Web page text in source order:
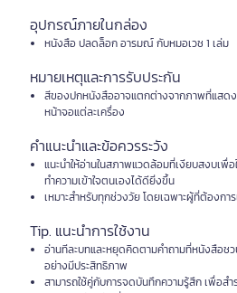
อุปกรณ์ภายในกล่อง
หนังสือ ปลดล็อก อารมณ์ กับหมอเวช 1 เล่ม
หมายเหตุและการรับประกัน
สีของปกหนังสืออาจแตกต่างจากภาพที่แสด
หน้าจอแต่ละเครื่อง
คำแนะนำและข้อควรระวัง
แนะนำให้อ่านในสภาพแวดล้อมที่เงียบสงบเพื่
ทำความเข้าใจตนเองได้ดียิ่งขึ้น
เหมาะสำหรับทุกช่วงวัย โดยเฉพาะผู้ที่ต้องกา
Tip. แนะนำการใช้งาน
อ่านทีละบทและหยุดคิดตามคำถามที่หนังสือ
อย่างมีประสิทธิภาพ
สามารถใช้คู่กับการจดบันทึกความรู้สึก เพื่อ